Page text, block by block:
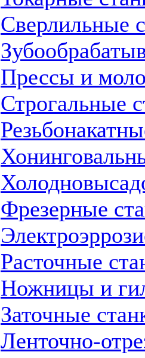
Сверлильные
Прессы и
Строгальные
Фрезерные
Расточные
Ножницы и
Заточные
Ленточно-